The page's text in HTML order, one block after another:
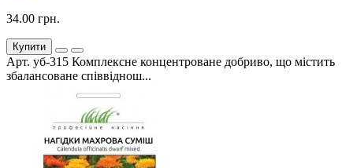
34.00 грн.
Купити
Арт. уб-315 Комплексне концентроване добриво, що містить
збалансоване співвіднош...